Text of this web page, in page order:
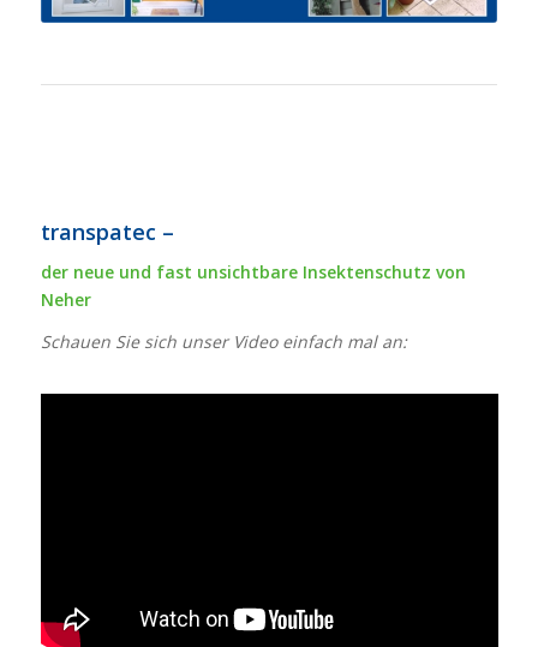
transpatec –
der neue und fast unsichtbare Insektenschutz von
Neher
Schauen Sie sich unser Video einfach mal an: